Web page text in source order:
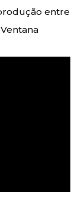
entre